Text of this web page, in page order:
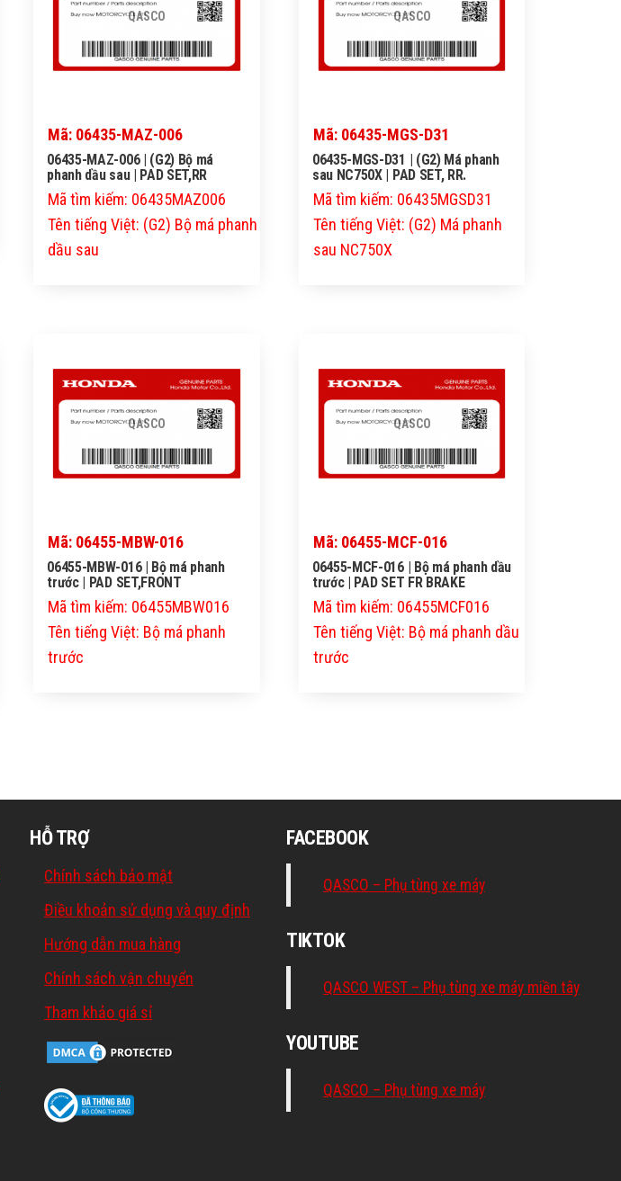
QASCO
Mã: 06435-MAZ-006
06435-MAZ-006 | (G2) Bộ má
phanh dầu sau | PAD SET,RR
Mã tìm kiếm: 06435MAZ006
Tên tiếng Việt: (G2) Bộ má phanh
dầu sau
QASCO
Mã: 06435-MGS-D31
06435-MGS-D31 | (G2) Má phanh
sau NC750X | PAD SET, RR.
Mã tìm kiếm: 06435MGSD31
Tên tiếng Việt: (G2) Má phanh
sau NC750X
QASCO
Mã: 06455-MBW-016
06455-MBW-016 | Bộ má phanh
trước | PAD SET,FRONT
Mã tìm kiếm: 06455MBW016
Tên tiếng Việt: Bộ má phanh
trước
QASCO
Mã: 06455-MCF-016
06455-MCF-016 | Bộ má phanh dầu
trước | PAD SET FR BRAKE
Mã tìm kiếm: 06455MCF016
Tên tiếng Việt: Bộ má phanh dầu
trước
HỖ TRỢ
Chính sách bảo mật
Điều khoản sử dụng và quy định
Hướng dẫn mua hàng
Chính sách vận chuyển
Tham khảo giá sỉ
FACEBOOK
QASCO – Phụ tùng xe máy
TIKTOK
QASCO WEST – Phụ tùng xe máy miền tây
YOUTUBE
QASCO – Phụ tùng xe máy